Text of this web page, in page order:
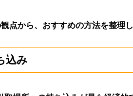
点から、おすすめの方法を整理し
込み